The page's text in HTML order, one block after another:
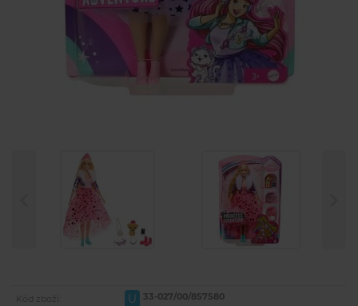
Kód zboží: U 33-027/00/857580